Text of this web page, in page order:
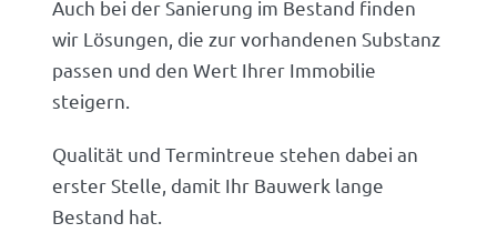
Auch bei der Sanierung im Bestand finden
wir Lösungen, die zur vorhandenen Substanz
passen und den Wert Ihrer Immobilie
steigern.
Qualität und Termintreue stehen dabei an
erster Stelle, damit Ihr Bauwerk lange
Bestand hat.